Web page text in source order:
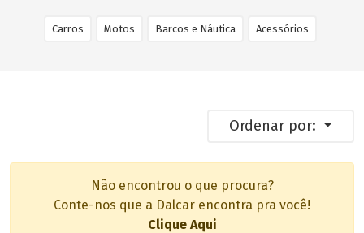
Carros Motos Barcos e Náutica Acessórios
Ordenar por:
Não encontrou o que procura?
Conte-nos que a Dalcar encontra pra você!
Clique Aqui